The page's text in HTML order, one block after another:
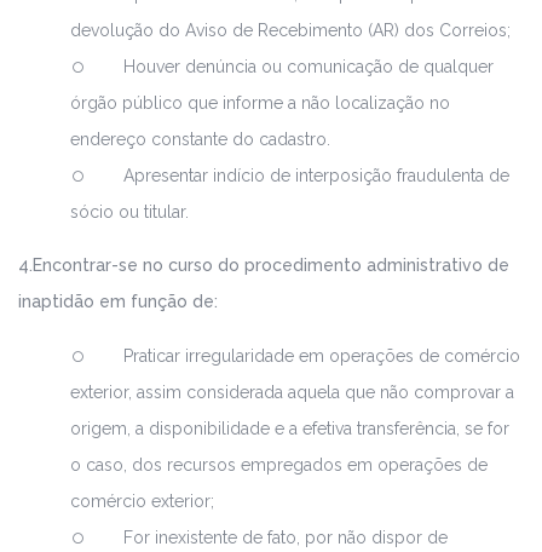
devolução do Aviso de Recebimento (AR) dos Correios;
Houver denúncia ou comunicação de qualquer
órgão público que informe a não localização no
endereço constante do cadastro.
Apresentar indício de interposição fraudulenta de
sócio ou titular.
4.Encontrar-se no curso do procedimento administrativo de
inaptidão em função de:
Praticar irregularidade em operações de comércio
exterior, assim considerada aquela que não comprovar a
origem, a disponibilidade e a efetiva transferência, se for
o caso, dos recursos empregados em operações de
comércio exterior;
For inexistente de fato, por não dispor de